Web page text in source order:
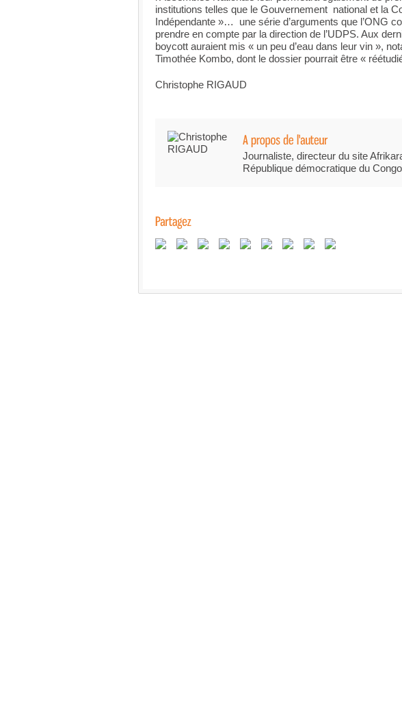
institutions telles que le Gouvernement national et la
Indépendante »… une série d’arguments que l’ONG
prendre en compte par la direction de l’UDPS. Aux
boycott auraient mis « un peu d’eau dans leur vin »,
Timothée Kombo, dont le dossier pourrait être «
Christophe RIGAUD
Journaliste, directeur du site
République démocratique du